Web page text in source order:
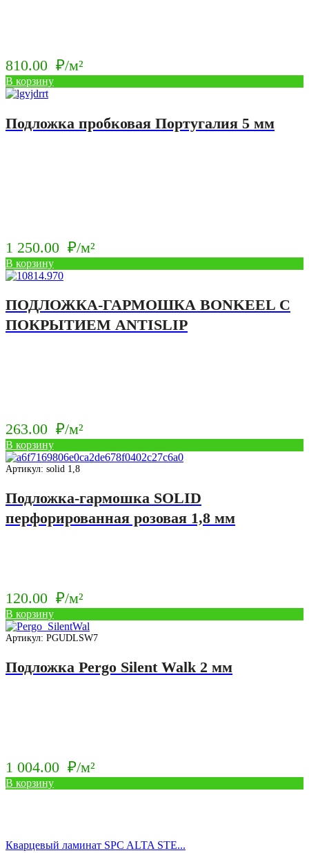
810.00 ₽/м²
В корзину
Подложка пробковая Португалия 5 мм
1 250.00 ₽/м²
В корзину
ПОДЛОЖКА-ГАРМОШКА BONKEEL С
ПОКРЫТИЕМ ANTISLIP
263.00 ₽/м²
В корзину
Артикул: solid 1,8
Подложка-гармошка SOLID
перфорированная розовая 1,8 мм
120.00 ₽/м²
В корзину
Артикул: PGUDLSW7
Подложка Pergo Silent Walk 2 мм
1 004.00 ₽/м²
В корзину
Кварцевый ламинат SPC ALTA STE...